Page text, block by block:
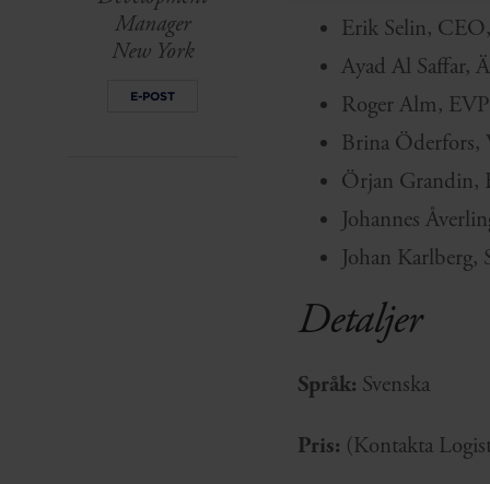
Manager
New York
E-POST
Erik Selin,
Ayad Al Saffar,
Roger Alm,
Brina Öderfors,
Örjan Grandin,
Johannes
Johan Karlberg,
Detaljer
Språk: Svenska
Pris: (Kontakta